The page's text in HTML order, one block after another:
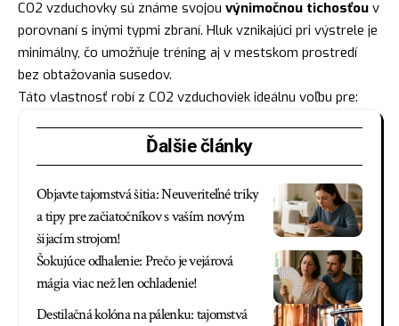
CO2 vzduchovky sú známe svojou výnimočnou tichosťou v
porovnaní s inými typmi zbraní. Hluk vznikajúci pri výstrele je
minimálny, čo umožňuje tréning aj v mestskom prostredí
bez obtažovania susedov.
Táto vlastnosť robí z CO2 vzduchoviek ideálnu voľbu pre:
Ďalšie články
Objavte tajomstvá šitia: Neuveriteľné triky
a tipy pre začiatočníkov s vaším novým
šijacím strojom!
Šokujúce odhalenie: Prečo je vejárová
mágia viac než len ochladenie!
Destilačná kolóna na pálenku: tajomstvá